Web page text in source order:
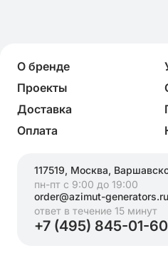
О бренде
Проекты
Доставка
Оплата
117519, Москва,
пн-пт с 9:00 до 19:00
order@azimut-generators.ru
ответ в течение 15 минут
+7 (495) 845-01-60